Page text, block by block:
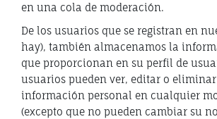
en una cola de moderación.
De los usuarios que se registran en
hay), también almacenamos la
que proporcionan en su perfil de
usuarios pueden ver, editar o eliminar
información personal en cualquier
(excepto que no pueden cambiar su